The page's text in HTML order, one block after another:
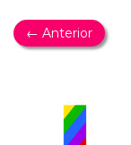
← Anterior